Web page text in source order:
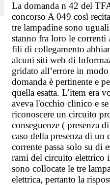
La domanda n 42 del
concorso A 049 così
tre lampadine sono
stanno fra loro le correnti
fili di collegamento
alcuni siti web di
gridato all’errore in
domanda è pertinente e
quella esatta. L’item era
aveva l'occhio clinico e
riconoscere un circuito
conseguenze ( presenza
caso della presenza di
corrente passa solo su di
rami del circuito elettrico
sono collocate le tre
elettrica, pertanto la